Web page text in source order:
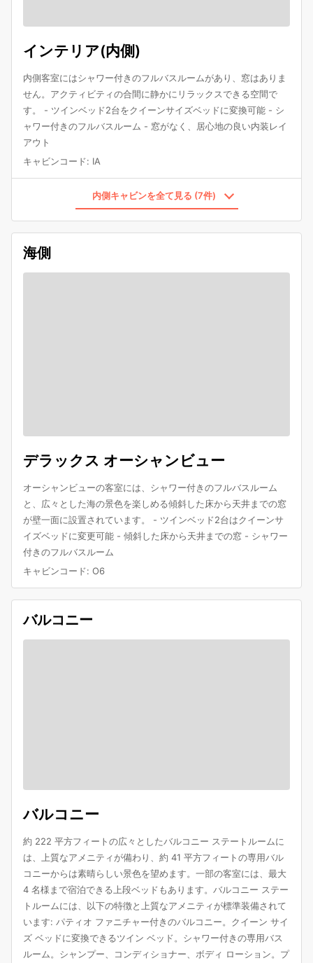
インテリア(内側)
内側客室にはシャワー付きのフルバスルームがあり、窓はありま
せん。アクティビティの合間に静かにリラックスできる空間で
す。 - ツインベッド2台をクイーンサイズベッドに変換可能 - シ
ャワー付きのフルバスルーム - 窓がなく、居心地の良い内装レイ
アウト
キャビンコード: IA
内側キャビンを全て見る (7件)
海側
デラックス オーシャンビュー
オーシャンビューの客室には、シャワー付きのフルバスルーム
と、広々とした海の景色を楽しめる傾斜した床から天井までの窓
が壁一面に設置されています。 - ツインベッド2台はクイーンサ
イズベッドに変更可能 - 傾斜した床から天井までの窓 - シャワー
付きのフルバスルーム
キャビンコード: O6
バルコニー
バルコニー
約 222 平方フィートの広々としたバルコニー ステートルームに
は、上質なアメニティが備わり、約 41 平方フィートの専用バル
コニーからは素晴らしい景色を望めます。一部の客室には、最大
4 名様まで宿泊できる上段ベッドもあります。バルコニー ステー
トルームには、以下の特徴と上質なアメニティが標準装備されて
います: パティオ ファニチャー付きのバルコニー。クイーン サイ
ズ ベッドに変換できるツイン ベッド。シャワー付きの専用バス
ルーム。シャンプー、コンディショナー、ボディ ローション。プ